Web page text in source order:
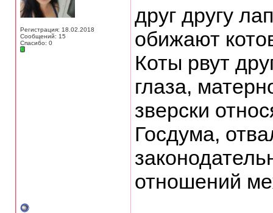
Регистрация: 18.02.2018
Сообщений: 15
Спасибо: 0
друг другу
обижают
Коты рвут
глаза,
зверски
Госдума,
отношений